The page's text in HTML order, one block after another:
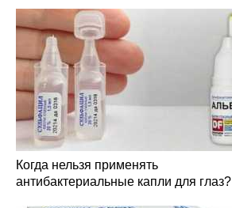
Когда нельзя применять
антибактериальные капли для глаз?